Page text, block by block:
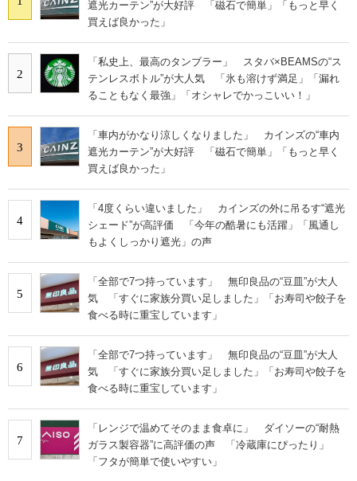
遮光カーテン”が大好評 「磁石で簡単」「もっと早く
買えば良かった」
2
「私史上、最高のタンブラー」 スタバ×BEAMSの“ス
テンレスボトル”が大人気 「氷も溶けず満足」「漏れ
ることもなく最強」「オシャレでかっこいい！」
3
「車内がかなり涼しくなりました」 カインズの“車内
遮光カーテン”が大好評 「磁石で簡単」「もっと早く
買えば良かった」
4
「4度くらい違いました」 カインズの外に吊るす“遮光
シェード”が高評価 「今年の酷暑にも活躍」「風通し
もよくしっかり遮光」の声
5
「全部で7つ持っています」 無印良品の“豆皿”が大人
気 「すぐに家族分買い足しました」「お寿司や餃子を
食べる時に重宝しています」
6
「全部で7つ持っています」 無印良品の“豆皿”が大人
気 「すぐに家族分買い足しました」「お寿司や餃子を
食べる時に重宝しています」
7
「レンジで温めてそのまま食卓に」 ダイソーの“耐熱
ガラス製容器”に高評価の声 「冷蔵庫にぴったり」
「フタが簡単で使いやすい」